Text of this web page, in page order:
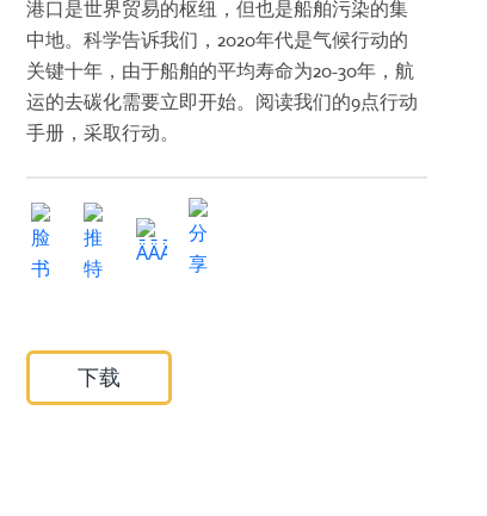
港口是世界贸易的枢纽，但也是船舶污染的集
中地。科学告诉我们，2020年代是气候行动的
关键十年，由于船舶的平均寿命为20-30年，航
运的去碳化需要立即开始。阅读我们的9点行动
手册，采取行动。
下载